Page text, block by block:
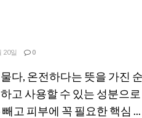
20일 0
다, 온전하다는 뜻을 가진
고 사용할 수 있는 성분으
고 피부에 꼭 필요한 핵심 ...